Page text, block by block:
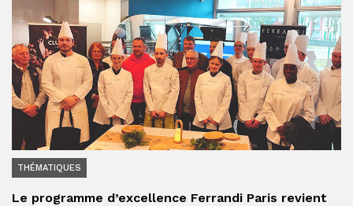
THÉMATIQUES
Le programme d’excellence Ferrandi Paris revient